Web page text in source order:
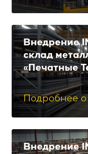
Внедрение
склад
«Печатные
Подробнее о
Внедрение